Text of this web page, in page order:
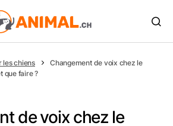
les chiens
Changement de voix chez le
que faire ?
de voix chez le